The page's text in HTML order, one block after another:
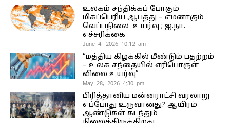
உலகம் சந்திக்கப் போகும்
மிகப்பெரிய ஆபத்து – எமனாகும்
வெப்பநிலை உயர்வு ; ஐ.நா.
எச்சரிக்கை
June 4, 2026 10:12 am
“மத்திய கிழக்கில் மீண்டும் பதற்றம்
– உலக சந்தையில் எரிபொருள்
விலை உயர்வு”
May 28, 2026 4:30 pm
பிரித்தானிய மன்னராட்சி வரலாறு
எப்போது உருவானது? ஆயிரம்
ஆண்டுகள் கடந்தும்